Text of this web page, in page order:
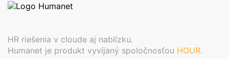
HR riešenia v cloude aj nablízku.
Humanet je produkt vyvíjaný spoločnosťou HOUR.